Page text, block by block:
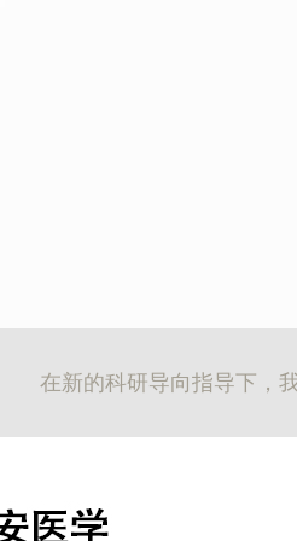
在新的科研导向指导下，